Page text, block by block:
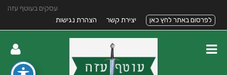
עסקים בעוטף עזה
לפרסום באתר לחץ כאן
יצירת קשר הצהרת נגישות